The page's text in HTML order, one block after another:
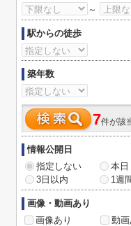
～
駅からの徒歩
築年数
7件が該
情報公開日
指定しない
本日
3日以内
1週
画像・動画あり
画像あり
動画